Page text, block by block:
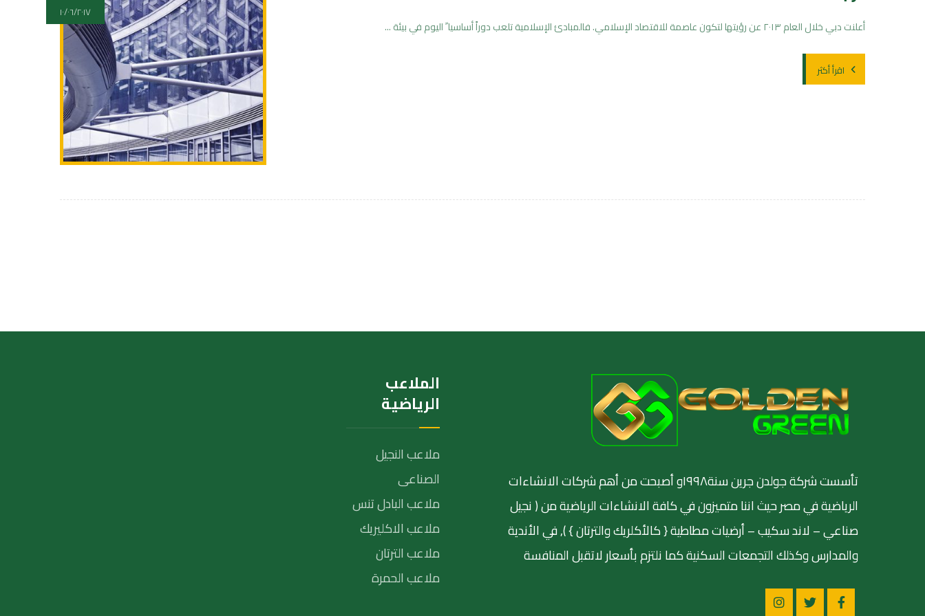
١٠/٠٦/٢٠١٧
أعلنت دبي خلال العام ٢٠١٣ عن رؤيتها لتكون عاصمة للاقتصاد الإسلامي. فالمبادئ الإسلامية تلعب دوراً أساسيا ً اليوم في بيئة ...
اقرأ أكثر
تأسست شركة جولدن جرين سنة١٩٩٨و أصبحت من أهم شركات الانشاءات
الرياضية في مصر حيث اننا متميزون في كافة الانشاءات الرياضية من ( نجيل
صناعي – لاند سكيب – أرضيات مطاطية { كالأكلريك والترتان } ), في الأندية
والمدارس وكذلك التجمعات السكنية كما نلتزم بأسعار لاتقبل المنافسة
الملاعب
الرياضية
ملاعب النجيل
الصناعى
ملاعب البادل تنس
ملاعب الاكليريك
ملاعب الترتان
ملاعب الحمرة